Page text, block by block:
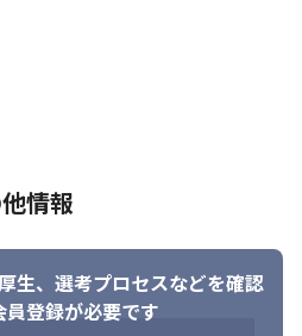
情報
生、 選考プロセスなどを確認
員登録が必要です